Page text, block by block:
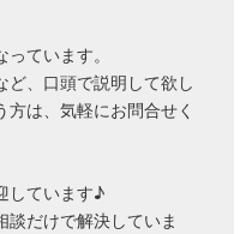
ています。
、口頭で説明して欲し
は、気軽にお問合せく
しています♪
だけで解決していま